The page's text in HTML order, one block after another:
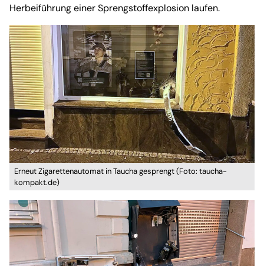
Herbeiführung einer Sprengstoffexplosion laufen.
Erneut Zigarettenautomat in Taucha gesprengt (Foto: taucha-
kompakt.de)